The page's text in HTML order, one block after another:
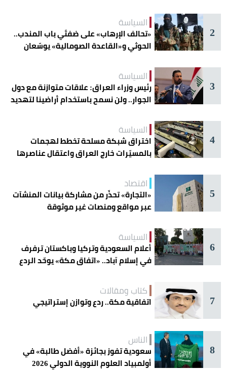
2
السياسة
«تحالف الإرهاب» على ضفتَي باب المندب..
الحوثي و«القاعدة الصومالية» يوسّعان
3
السياسة
رئيس وزراء العراق: علاقات متوازنة مع دول
الجوار.. ولن نسمح باستخدام أراضينا لتهديد
4
السياسة
اختراق شبكة مسلحة تخطط لهجمات
بالمسيّرات خارج العراق واعتقال عناصرها
5
اقتصاد
«التجارة» تحذّر من مشاركة بيانات المنشآت
عبر مواقع ومنصات غير موثوقة
6
السياسة
أعلام السعودية وتركيا وباكستان ترفرف
في إسلام آباد.. «اتفاق مكة» يوحّد الردع
7
كتاب ومقالات
اتفاقية مكة.. ردع وتوازن إستراتيجي
8
الناس
سعودية تفوز بجائزة «أفضل طالبة» في
أولمبياد العلوم النووية الدولي 2026